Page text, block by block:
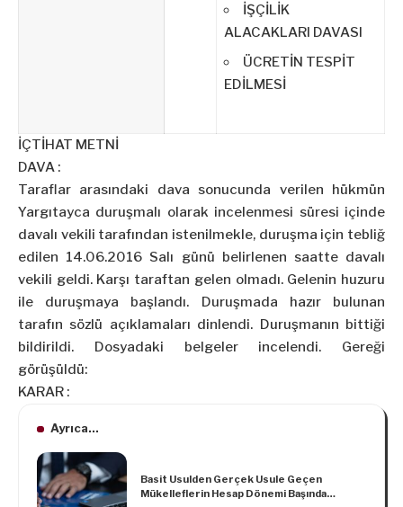
İŞÇİLİK
ALACAKLARI DAVASI
ÜCRETİN TESPİT
EDİLMESİ
İÇTİHAT METNİ
DAVA :
Taraflar arasındaki dava sonucunda verilen hükmün
Yargıtayca duruşmalı olarak incelenmesi süresi içinde
davalı vekili tarafından istenilmekle, duruşma için tebliğ
edilen 14.06.2016 Salı günü belirlenen saatte davalı
vekili geldi. Karşı taraftan gelen olmadı. Gelenin huzuru
ile duruşmaya başlandı. Duruşmada hazır bulunan
tarafın sözlü açıklamaları dinlendi. Duruşmanın bittiği
bildirildi. Dosyadaki belgeler incelendi. Gereği
görüşüldü:
KARAR :
Ayrıca...
Basit Usulden Gerçek Usule Geçen
Mükelleflerin Hesap Dönemi Başında